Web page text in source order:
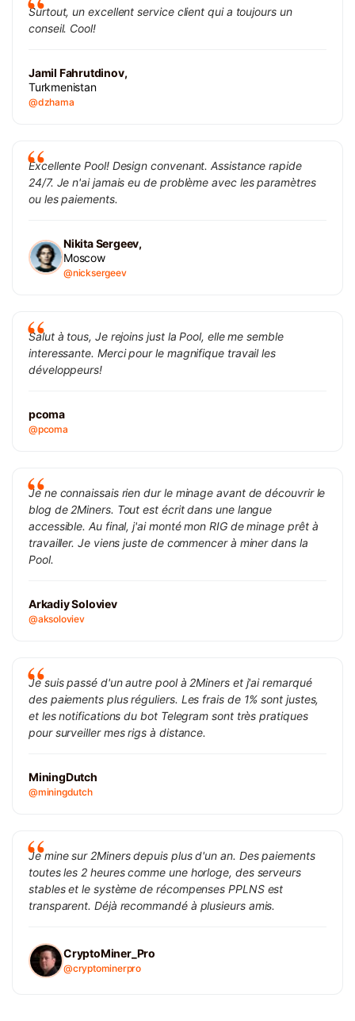
Surtout, un excellent service client qui a toujours un
conseil. Cool!
Jamil Fahrutdinov,
Turkmenistan
@dzhama
Excellente Pool! Design convenant. Assistance rapide
24/7. Je n'ai jamais eu de problème avec les paramètres
ou les paiements.
Nikita Sergeev,
Moscow
@nicksergeev
Salut à tous, Je rejoins just la Pool, elle me semble
interessante. Merci pour le magnifique travail les
développeurs!
pcoma
@pcoma
Je ne connaissais rien dur le minage avant de découvrir le
blog de 2Miners. Tout est écrit dans une langue
accessible. Au final, j'ai monté mon RIG de minage prêt à
travailler. Je viens juste de commencer à miner dans la
Pool.
Arkadiy Soloviev
@aksoloviev
Je suis passé d'un autre pool à 2Miners et j'ai remarqué
des paiements plus réguliers. Les frais de 1% sont justes,
et les notifications du bot Telegram sont très pratiques
pour surveiller mes rigs à distance.
MiningDutch
@miningdutch
Je mine sur 2Miners depuis plus d'un an. Des paiements
toutes les 2 heures comme une horloge, des serveurs
stables et le système de récompenses PPLNS est
transparent. Déjà recommandé à plusieurs amis.
CryptoMiner_Pro
@cryptominerpro